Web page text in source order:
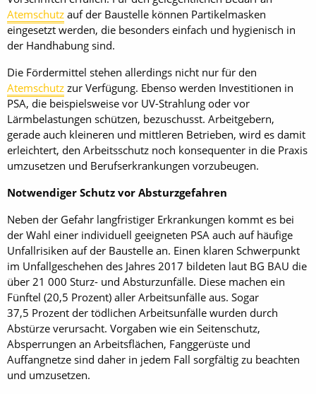
Atemschutz auf der Baustelle können Partikelmasken
eingesetzt werden, die besonders einfach und hygienisch in
der Handhabung sind.
Die Fördermittel stehen allerdings nicht nur für den
Atemschutz zur Verfügung. Ebenso werden Investitionen in
PSA, die beispielsweise vor UV-Strahlung oder vor
Lärmbelastungen schützen, bezuschusst. Arbeitgebern,
gerade auch kleineren und mittleren Betrieben, wird es damit
erleichtert, den Arbeitsschutz noch konsequenter in die Praxis
umzusetzen und Berufserkrankungen vorzubeugen.
Notwendiger Schutz vor Absturzgefahren
Neben der Gefahr langfristiger Erkrankungen kommt es bei
der Wahl einer individuell geeigneten PSA auch auf häufige
Unfallrisiken auf der Baustelle an. Einen klaren Schwerpunkt
im Unfallgeschehen des Jahres 2017 bildeten laut BG BAU die
über 21 000 Sturz- und Absturzunfälle. Diese machen ein
Fünftel (20,5 Prozent) aller Arbeitsunfälle aus. Sogar
37,5 Prozent der tödlichen Arbeitsunfälle wurden durch
Abstürze verursacht. Vorgaben wie ein Seitenschutz,
Absperrungen an Arbeitsflächen, Fanggerüste und
Auffangnetze sind daher in jedem Fall sorgfältig zu beachten
und umzusetzen.